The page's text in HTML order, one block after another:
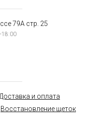
79А стр. 25
Доставка и оплата
Восстановление щеток